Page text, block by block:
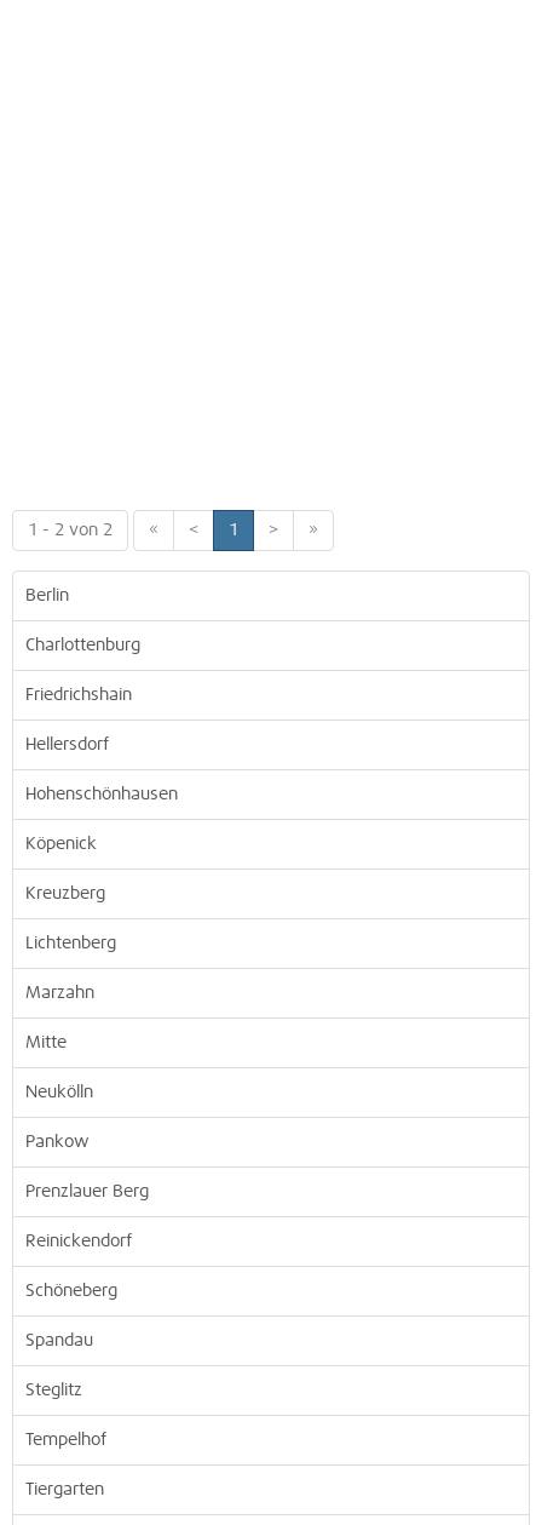
1 - 2 von 2 « < 1 > »
Berlin
Charlottenburg
Friedrichshain
Hellersdorf
Hohenschönhausen
Köpenick
Kreuzberg
Lichtenberg
Marzahn
Mitte
Neukölln
Pankow
Prenzlauer Berg
Reinickendorf
Schöneberg
Spandau
Steglitz
Tempelhof
Tiergarten